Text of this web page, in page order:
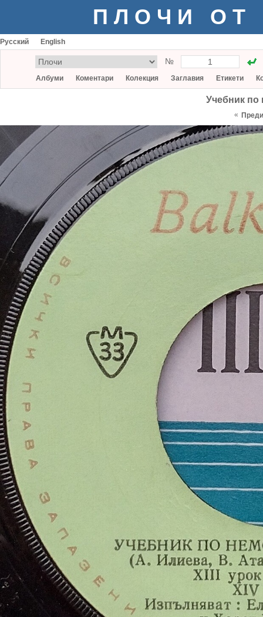
ПЛОЧИ ОТ
Русский English
№
Албуми Коментари Колекция Заглавия Етикети
Учебник по
«